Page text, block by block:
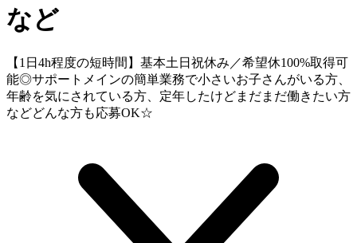
など
【1日4h程度の短時間】基本土日祝休み／希望休100%取得可
能◎サポートメインの簡単業務で小さいお子さんがいる方、
年齢を気にされている方、定年したけどまだまだ働きたい方
などどんな方も応募OK☆